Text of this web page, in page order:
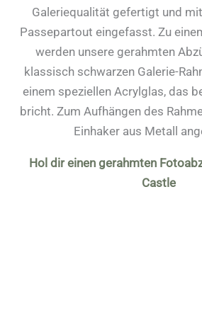
Galeriequalität gefertigt und
Passepartout eingefasst. Zu
werden unsere gerahmten
klassisch schwarzen Galerie-
einem speziellen Acrylglas, das
bricht. Zum Aufhängen des
Einhaker aus Metall
Hol dir einen gerahmten
Castle